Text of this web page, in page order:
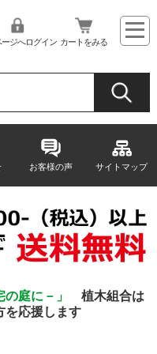
ージへログイン カートをみる
お客様の声 サイトマップ
の庭に－」 植木組合は
を応援します